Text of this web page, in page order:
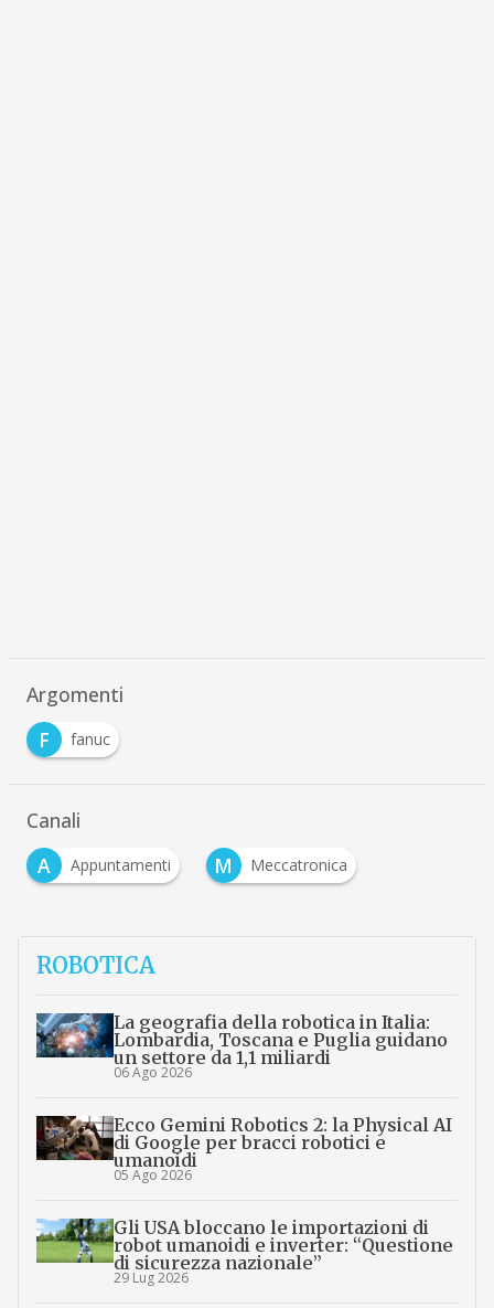
Argomenti
F
fanuc
Canali
A
Appuntamenti M Meccatronica
ROBOTICA
La geografia della robotica in Italia:
Lombardia, Toscana e Puglia guidano
un settore da 1,1 miliardi
06 Ago 2026
Ecco Gemini Robotics 2: la Physical AI
di Google per bracci robotici e
umanoidi
05 Ago 2026
Gli USA bloccano le importazioni di
robot umanoidi e inverter: “Questione
di sicurezza nazionale”
29 Lug 2026